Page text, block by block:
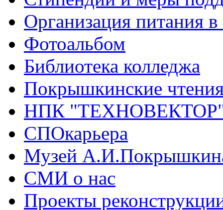
Организация питания в
Фотоальбом
Библиотека колледжа
Покрышкинские
НПК
СПОкарьера
Музей
СМИ о нас
Проекты